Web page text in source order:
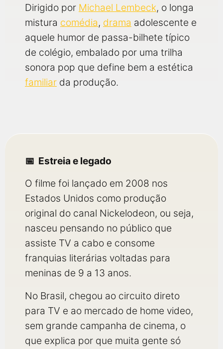
Dirigido por Michael Lembeck, o longa
mistura comédia, drama adolescente e
aquele humor de passa-bilhete típico
de colégio, embalado por uma trilha
sonora pop que define bem a estética
familiar da produção.
Estreia e legado
O filme foi lançado em 2008 nos
Estados Unidos como produção
original do canal Nickelodeon, ou seja,
nasceu pensando no público que
assiste TV a cabo e consome
franquias literárias voltadas para
meninas de 9 a 13 anos.
No Brasil, chegou ao circuito direto
para TV e ao mercado de home video,
sem grande campanha de cinema, o
que explica por que muita gente só